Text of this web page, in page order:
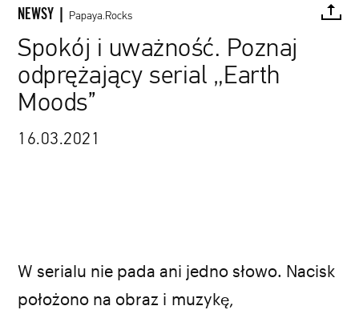
NEWSY | Papaya.Rocks
Spokój i uważność. Poznaj
odprężający serial „Earth
Moods”
16.03.2021
źródło: Disney
W serialu nie pada ani jedno słowo. Nacisk
położono na obraz i muzykę,